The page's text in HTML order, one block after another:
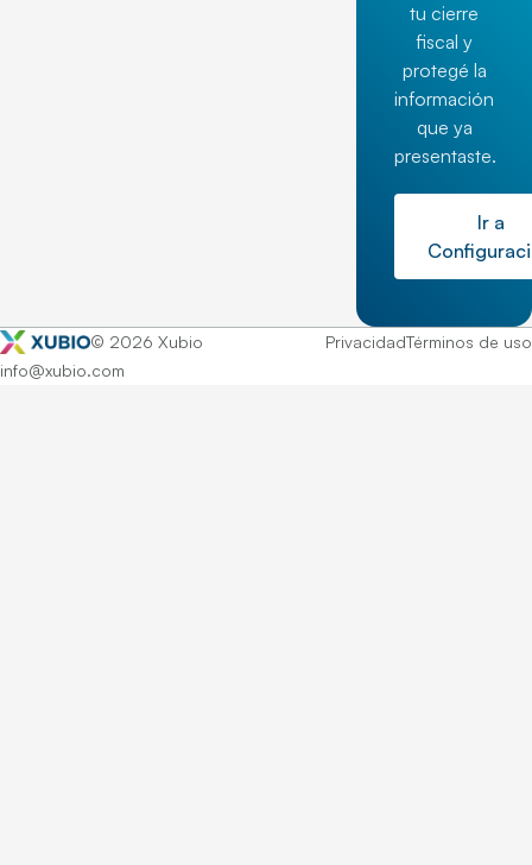
tu cierre
fiscal y
protegé la
información
que ya
presentaste.
Ir a
© 2026 Xubio PrivacidadTérminos de uso
info@xubio.com